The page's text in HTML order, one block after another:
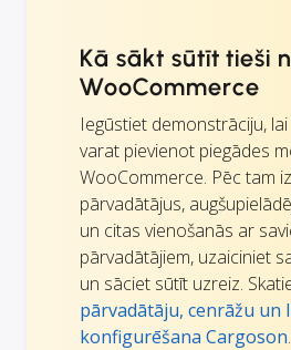
Kā sākt sūtīt tieši
WooCommerce
Iegūstiet demonstrāciju,
varat pievienot piegādes
WooCommerce. Pēc tam
pārvadātājus,
un citas vienošanās ar
pārvadātājiem, uzaiciniet
un sāciet sūtīt uzreiz.
pārvadātāju, cenrāžu un
konfigurēšana Cargoson.